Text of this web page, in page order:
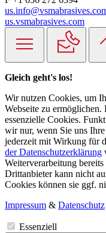
us.vsmabrasives.com
Gleich geht's los!
Wir nutzen Cookies, um
Webseite zu
essenzielle Cookies.
wir nur, wenn Sie uns
jederzeit mit Wirkung für
der Datenschutzerklärung
Weiterverarbeitung
Drittanbieter kann nicht
Cookies können sie ggf.
Impressum & Datenschutz
Essenziell